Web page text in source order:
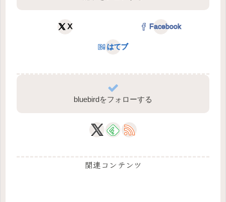
X Facebook
はてブ
bluebirdをフォローする
関連コンテンツ